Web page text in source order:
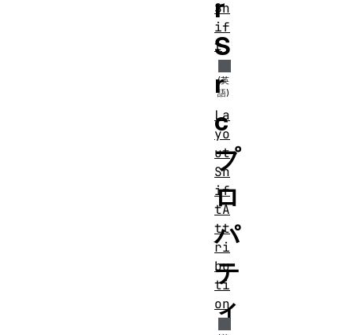
r
S
r
c
プ
ロ
パ
テ
ィ
Sh
if
t
La
yo
ut
Sh
if
tA
tt
ri
bu
ti
on